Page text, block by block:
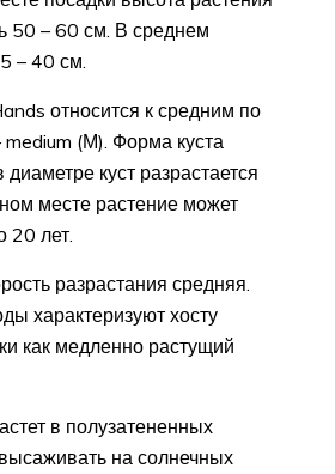
50 – 60 см. В среднем
– 40 см.
относится к средним по
(М). Форма куста
диаметре куст разрастается
месте растение может
20 лет.
разрастания средняя.
характеризуют хосту
как медленно растущий
в полузатененных
на солнечных